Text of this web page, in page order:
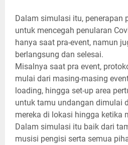
Dalam simulasi itu, penerapan
untuk mencegah penularan
hanya saat pra-event, namun
berlangsung dan selesai.
Misalnya saat pra event,
mulai dari masing-masing
loading, hingga set-up area
untuk tamu undangan dimulai
mereka di lokasi hingga ketika
Dalam simulasi itu baik dari
musisi pengisi serta semua